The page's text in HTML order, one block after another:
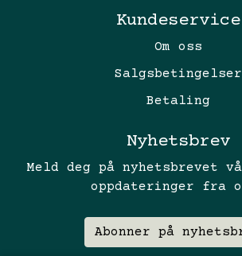
Kundeservice
Om oss
Salgsbetingelser
Betaling
Nyhetsbrev
Meld deg på nyhetsbrevet
oppdateringer fra
Abonner på